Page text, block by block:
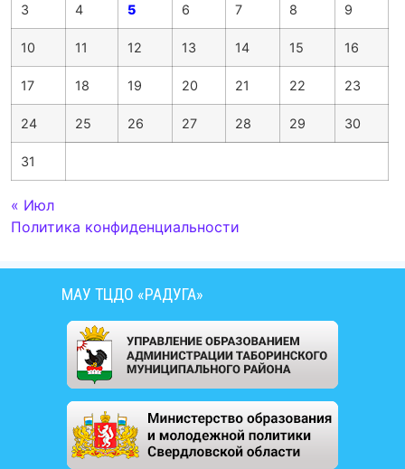
3 4 5 6 7 8 9
10 11 12 13 14 15 16
17 18 19 20 21 22 23
24 25 26 27 28 29 30
31
« Июл
Политика конфиденциальности
МАУ ТЦДО «РАДУГА»